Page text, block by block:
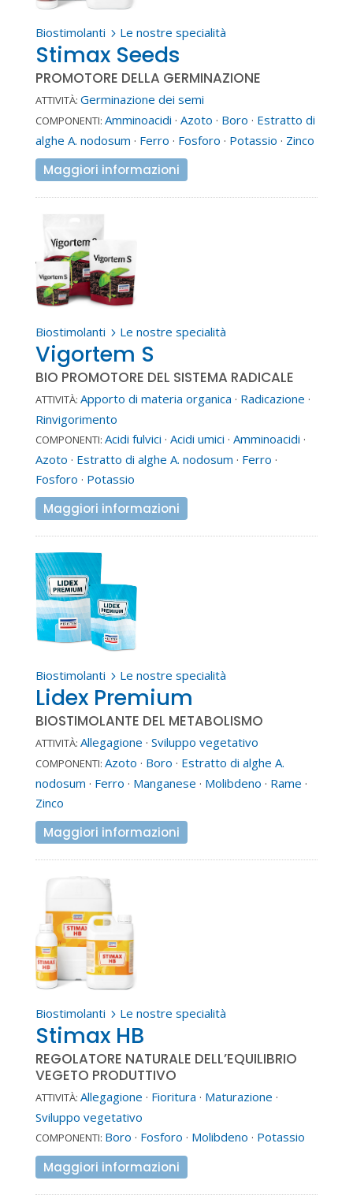
Biostimolanti 5 Le nostre specialità
Stimax Seeds
PROMOTORE DELLA GERMINAZIONE
ATTIVITÀ: Germinazione dei semi
COMPONENTI: Amminoacidi · Azoto · Boro · Estratto di
alghe A. nodosum · Ferro · Fosforo · Potassio · Zinco
Maggiori informazioni
Biostimolanti 5 Le nostre specialità
Vigortem S
BIO PROMOTORE DEL SISTEMA RADICALE
ATTIVITÀ: Apporto di materia organica · Radicazione ·
Rinvigorimento
COMPONENTI: Acidi fulvici · Acidi umici · Amminoacidi ·
Azoto · Estratto di alghe A. nodosum · Ferro ·
Fosforo · Potassio
Maggiori informazioni
Biostimolanti 5 Le nostre specialità
Lidex Premium
BIOSTIMOLANTE DEL METABOLISMO
ATTIVITÀ: Allegagione · Sviluppo vegetativo
COMPONENTI: Azoto · Boro · Estratto di alghe A.
nodosum · Ferro · Manganese · Molibdeno · Rame ·
Zinco
Maggiori informazioni
Biostimolanti 5 Le nostre specialità
Stimax HB
REGOLATORE NATURALE DELL’EQUILIBRIO
VEGETO PRODUTTIVO
ATTIVITÀ: Allegagione · Fioritura · Maturazione ·
Sviluppo vegetativo
COMPONENTI: Boro · Fosforo · Molibdeno · Potassio
Maggiori informazioni